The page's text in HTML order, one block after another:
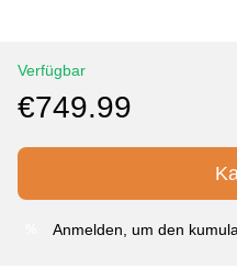
Verfügbar
€749.99
Anmelden , um den